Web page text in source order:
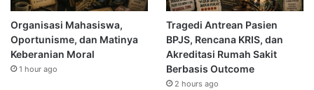
Organisasi Mahasiswa,
Oportunisme, dan Matinya
Keberanian Moral
1 hour ago
Tragedi Antrean Pasien
BPJS, Rencana KRIS, dan
Akreditasi Rumah Sakit
Berbasis Outcome
2 hours ago